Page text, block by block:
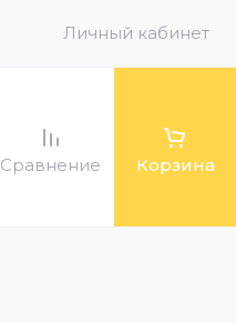
Личный кабинет
Сравнение Корзина